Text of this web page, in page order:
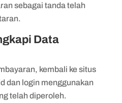
sebagai tanda telah
Data
kembali ke situs
dan login menggunakan
telah diperoleh.